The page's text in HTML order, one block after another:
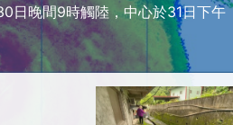
日晚間9時觸陸，中心於31日下午